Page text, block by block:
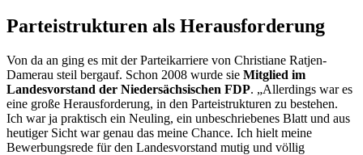
Parteistrukturen als Herausforderung
Von da an ging es mit der Parteikarriere von Christiane Ratjen-
Damerau steil bergauf. Schon 2008 wurde sie Mitglied im
Landesvorstand der Niedersächsischen FDP. „Allerdings war es
eine große Herausforderung, in den Parteistrukturen zu bestehen.
Ich war ja praktisch ein Neuling, ein unbeschriebenes Blatt und aus
heutiger Sicht war genau das meine Chance. Ich hielt meine
Bewerbungsrede für den Landesvorstand mutig und völlig